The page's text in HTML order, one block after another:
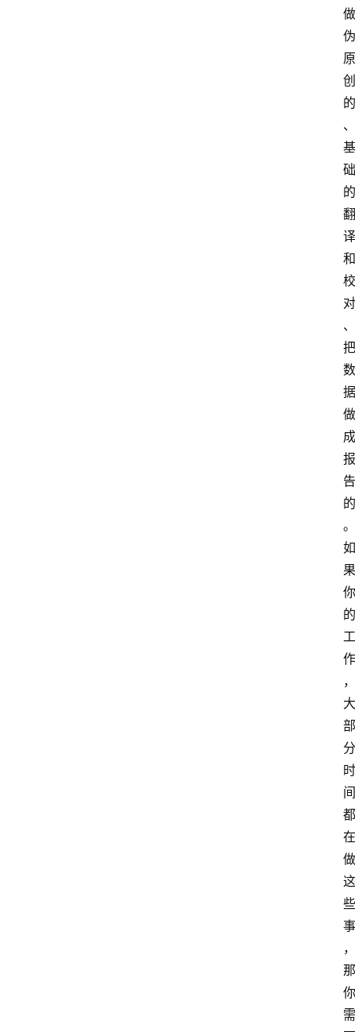
做
伪
原
创
的
、
基
础
的
翻
译
和
校
对
、
把
数
据
做
成
报
告
的
。
如
果
你
的
工
作
，
大
部
分
时
间
都
在
做
这
些
事
，
那
你
需